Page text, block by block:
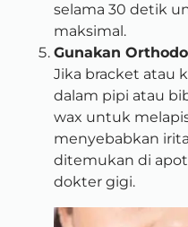
selama 30 detik
maksimal.
Gunakan
Jika bracket atau
dalam pipi atau
wax untuk
menyebabkan
ditemukan di
dokter gigi.